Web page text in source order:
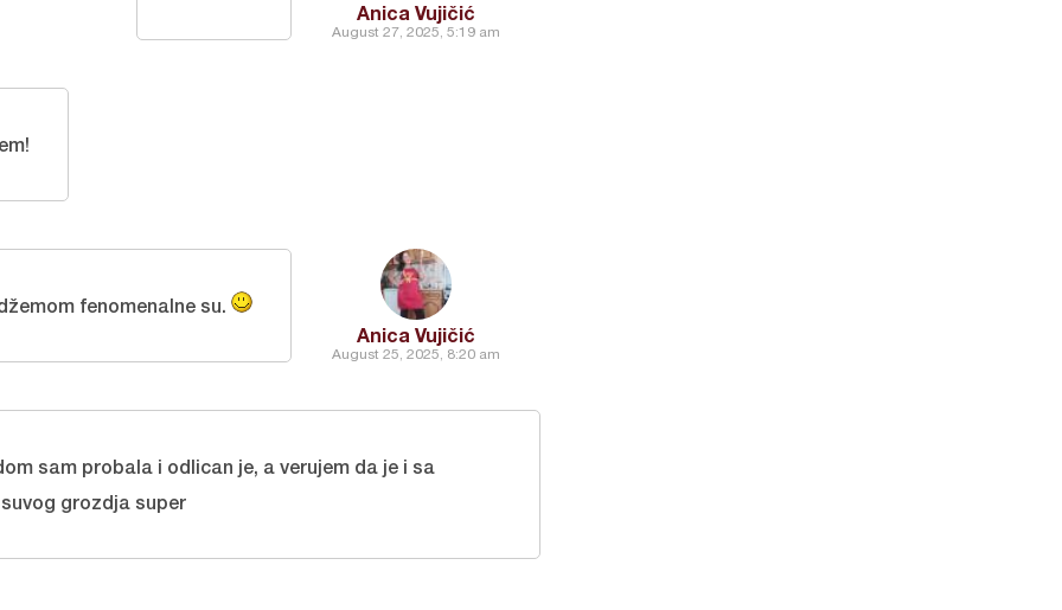
Anica Vujičić
August 27, 2025, 5:19 am
Anica Vujičić
August 25, 2025, 8:20 am
fenomenalne su.
sam probala i odlican je, a verujem da je i sa
grozdja super